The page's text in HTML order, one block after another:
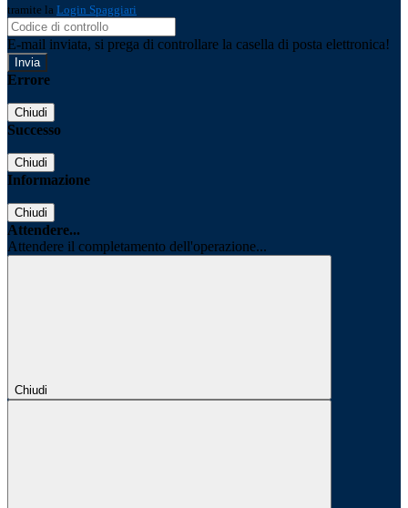
tramite la Login Spaggiari
E-mail inviata, si prega di controllare la casella di posta elettronica!
Errore
Chiudi
Successo
Chiudi
Informazione
Chiudi
Attendere...
Attendere il completamento dell'operazione...
Chiudi